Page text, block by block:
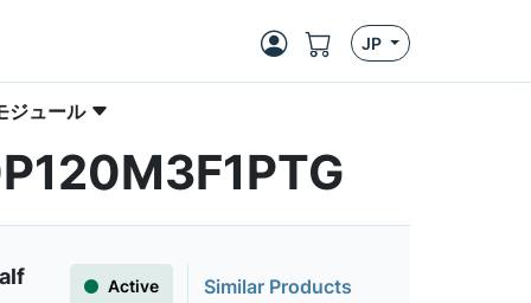
JP
ジュール
Active Similar Products